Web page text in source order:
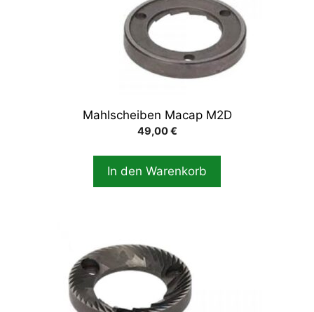
Mahlscheiben Macap M2D
49,00€
In den Warenkorb